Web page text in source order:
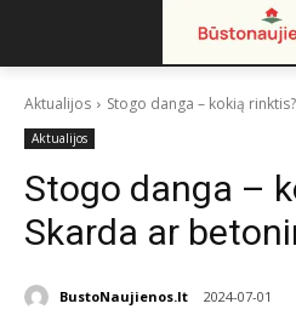
Aktualijos Stogo danga – kokią
Aktualijos
Stogo danga –
Skarda ar
BustoNaujienos.lt 2024-07-01